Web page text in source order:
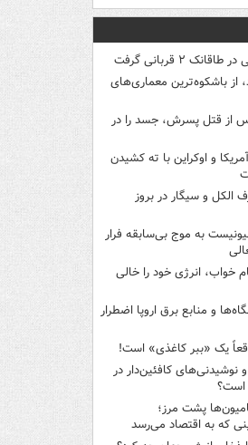
۲ قربانی گرفت
از باشکوه‌ترین معماری‌های
از قتل پسرش، جسد را در
و اوکراین با ته کشیدن
الکل و سیگار در بروز
به موج بی‌سابقه فرار
خواب، انرژی خود را خالی
و منابع برق اروپا اضطرار
یک «ببر کاغذی» است!
نوشیدنی‌های کافئین‌دار در
است؟
پشت مرز؛
که به اقتصاد می‌رسد